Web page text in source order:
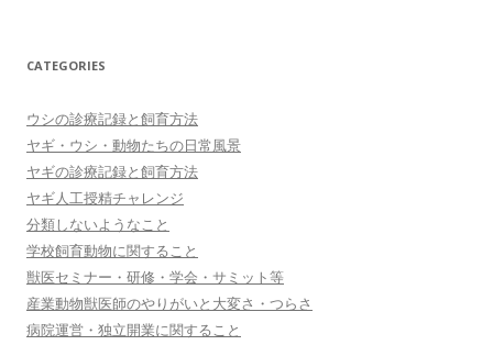
CATEGORIES
ウシの診療記録と飼育方法
ヤギ・ウシ・動物たちの日常風景
ヤギの診療記録と飼育方法
ヤギ人工授精チャレンジ
分類しないようなこと
学校飼育動物に関すること
獣医セミナー・研修・学会・サミット等
産業動物獣医師のやりがいと大変さ・つらさ
病院運営・独立開業に関すること